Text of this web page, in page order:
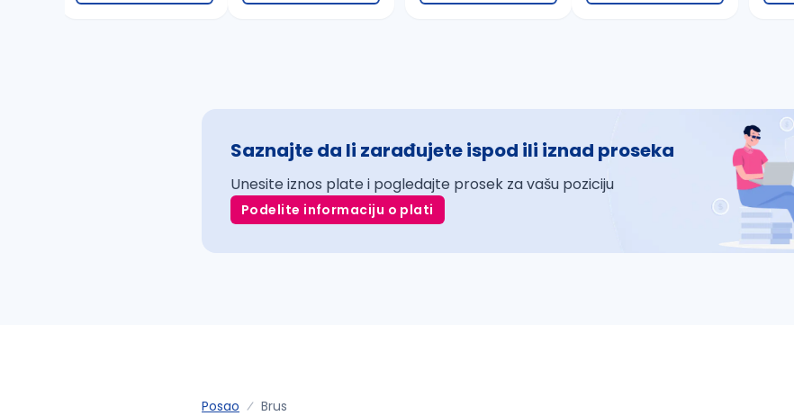
Saznajte da li zarađujete ispod ili iznad proseka
Unesite iznos plate i pogledajte prosek za vašu poziciju
Podelite informaciju o plati
Posao Brus